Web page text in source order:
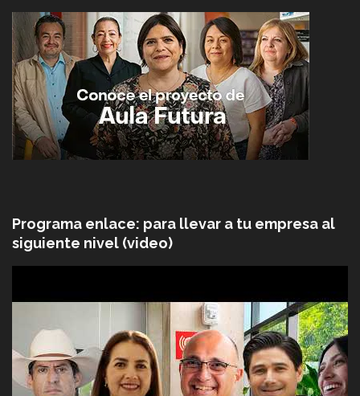
Programa enlace: para llevar a tu empresa al
siguiente nivel (video)